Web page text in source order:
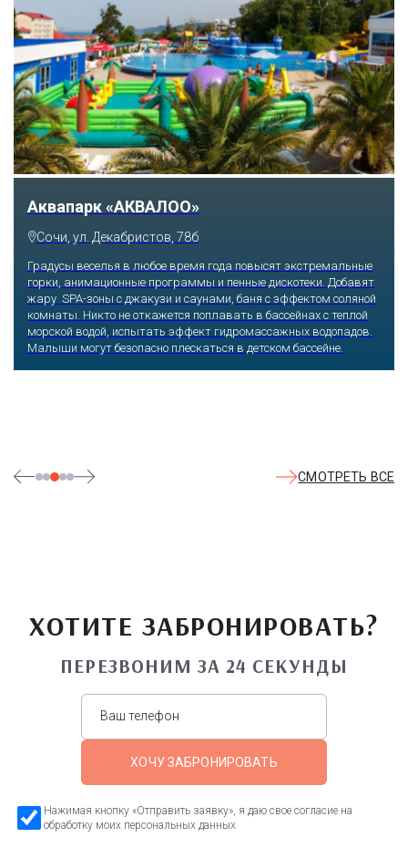
Тематический парк развлечений «Сочи
Парк»
Сочи, Олимпийский проспект, 21
Оказавшись здесь, словно попадаешь в сказку: встречаешь
любимых героев русского фольклора, получаешь возможность
сколько душе угодно кататься на аттракционах европейского
уровня. Гости участвуют в увлекательных квестах и творческих
СМОТРЕТЬ ВСЕ
ХОТИТЕ ЗАБРОНИРОВАТЬ?
ПЕРЕЗВОНИМ ЗА 24 СЕКУНДЫ
ХОЧУ ЗАБРОНИРОВАТЬ
Нажимая кнопку «Отправить заявку», я даю свое согласие на
обработку моих персональных данных